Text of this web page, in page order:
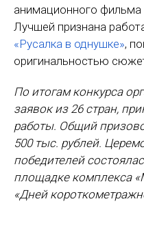
анимационного
Лучшей признана
«Русалка в однушке»,
оригинальностью
По итогам конкурса
заявок из 26 стран,
работы. Общий
500 тыс. рублей.
победителей
площадке комплекса
«Дней